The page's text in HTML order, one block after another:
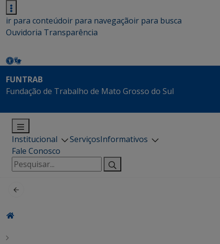
ir para conteúdoir para navegaçãoir para busca
Ouvidoria Transparência
FUNTRAB
Fundação de Trabalho de Mato Grosso do Sul
Institucional ServiçosInformativos
Fale Conosco
Pesquisar
por: